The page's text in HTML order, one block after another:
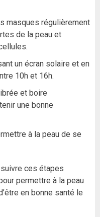
masques régulièrement
de la peau et
un écran solaire et en
10h et 16h.
et boire
une bonne
à la peau de se
ces étapes
permettre à la peau
en bonne santé le